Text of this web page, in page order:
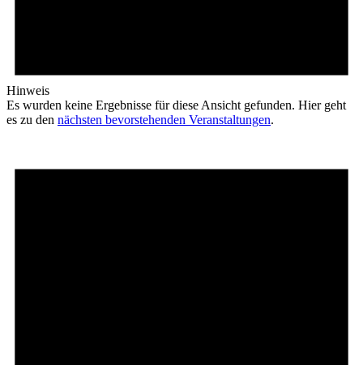
Hinweis
Es wurden keine Ergebnisse für diese Ansicht gefunden. Hier geht
es zu den nächsten bevorstehenden Veranstaltungen.